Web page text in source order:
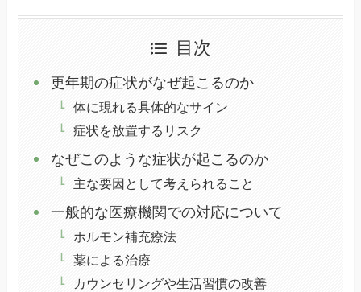
目次
更年期の症状がなぜ起こるのか
体に現れる具体的なサイン
症状を放置するリスク
なぜこのような症状が起こるのか
主な要因として考えられること
一般的な医療機関での対応について
ホルモン補充療法
薬による治療
カウンセリングや生活習慣の改善